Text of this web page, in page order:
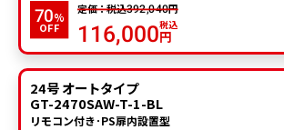
70%
OFF
定価：税込392,040円
116,000税込
円
24号 オートタイプ
GT-2470SAW-T-1-BL
リモコン付き･PS扉内設置型